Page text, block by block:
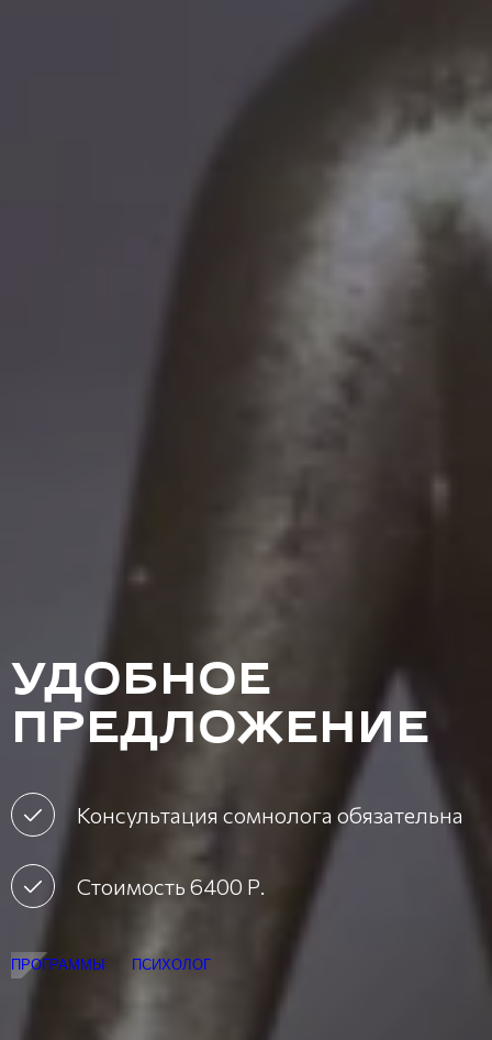
УДОБНОЕ
ПРЕДЛОЖЕНИЕ
Консультация сомнолога обязательна
Стоимость 6400 Р.
ПРОГРАММЫ ПСИХОЛОГ